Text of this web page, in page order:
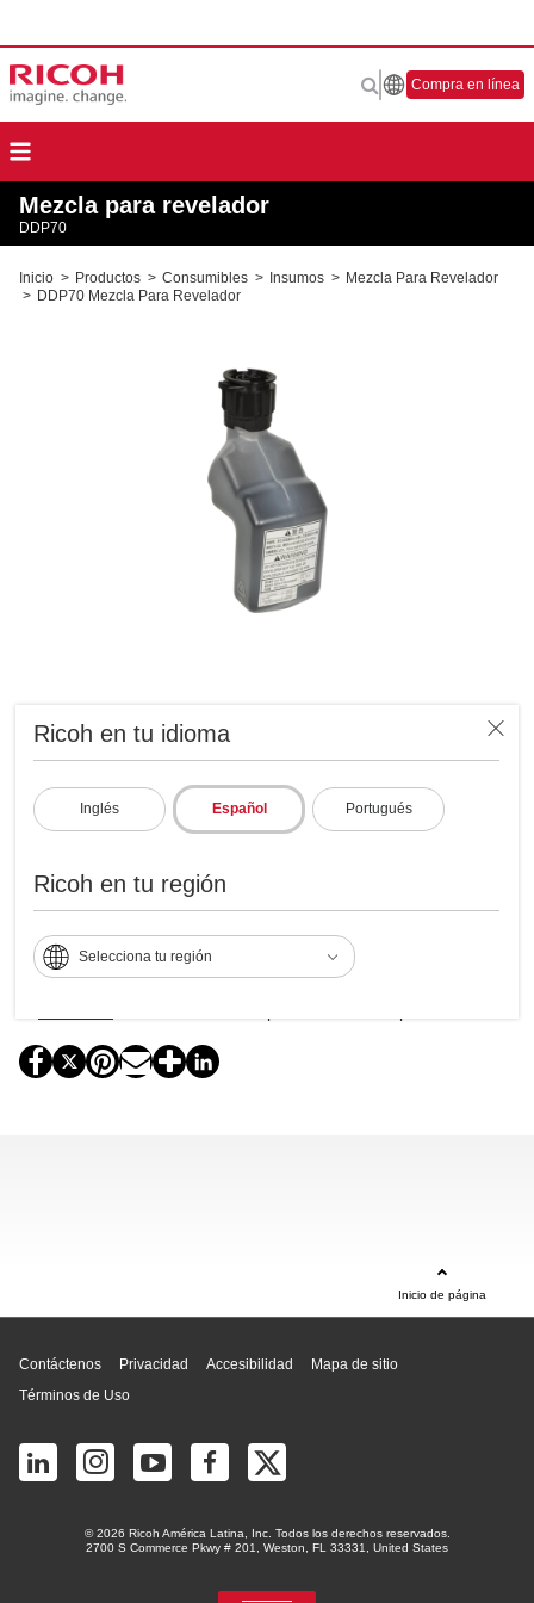
Ricoh en tu idioma
Inglés Español Portugués
Ricoh en tu región
Selecciona tu región
Compra en línea
Mezcla para revelador
DDP70
Inicio > Productos > Consumibles > Insumos > Mezcla Para Revelador
> DDP70 Mezcla Para Revelador
Mezcla para revelador
DDP70
ID: 404077
Este producto no se encuentra disponible
para compra
Ver Productos Activos
Inicio de página
Contáctenos Privacidad Accesibilidad
Mapa de sitio
Términos de Uso
© 2026 Ricoh América Latina, Inc. Todos los derechos reservados.
2700 S Commerce Pkwy # 201, Weston, FL 33331, United States